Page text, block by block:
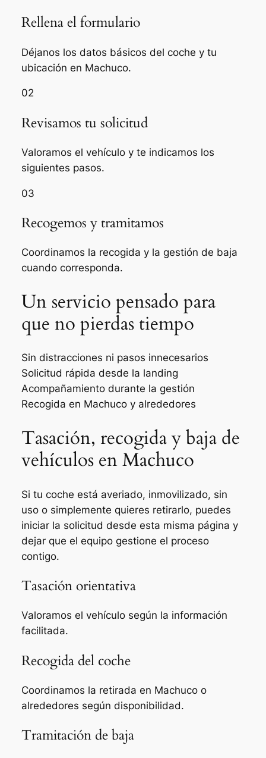
Rellena el formulario
Déjanos los datos básicos del coche y tu
ubicación en Machuco.
02
Revisamos tu solicitud
Valoramos el vehículo y te indicamos los
siguientes pasos.
03
Recogemos y tramitamos
Coordinamos la recogida y la gestión de baja
cuando corresponda.
Un servicio pensado para
que no pierdas tiempo
Sin distracciones ni pasos innecesarios
Solicitud rápida desde la landing
Acompañamiento durante la gestión
Recogida en Machuco y alrededores
Tasación, recogida y baja de
vehículos en Machuco
Si tu coche está averiado, inmovilizado, sin
uso o simplemente quieres retirarlo, puedes
iniciar la solicitud desde esta misma página y
dejar que el equipo gestione el proceso
contigo.
Tasación orientativa
Valoramos el vehículo según la información
facilitada.
Recogida del coche
Coordinamos la retirada en Machuco o
alrededores según disponibilidad.
Tramitación de baja